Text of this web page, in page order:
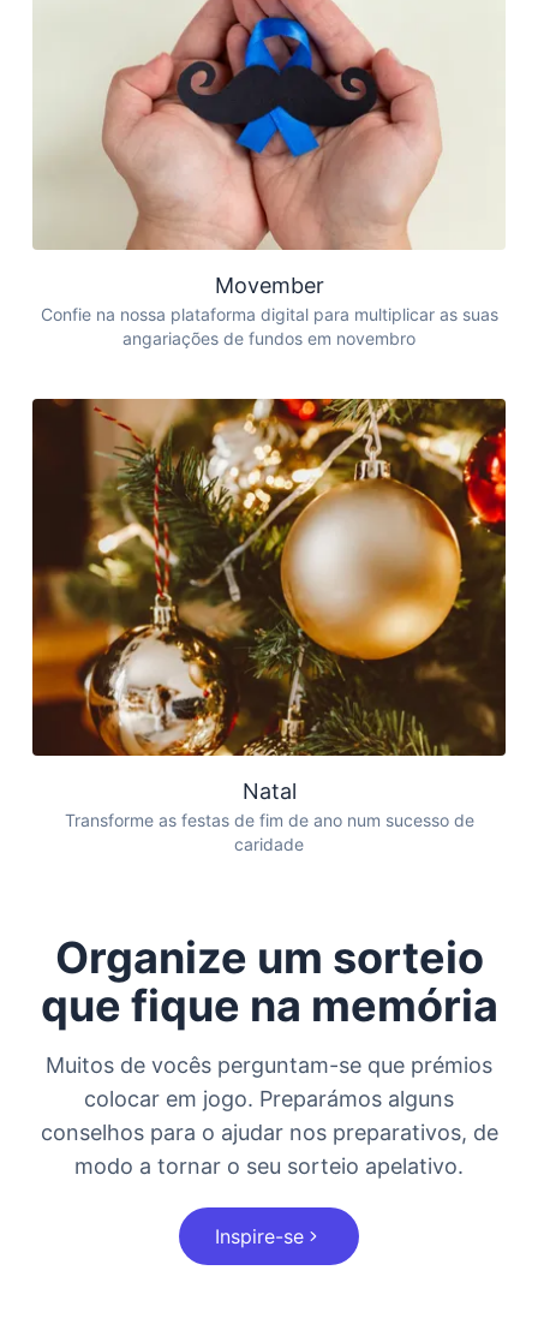
Movember
Confie na nossa plataforma digital para multiplicar as suas
angariações de fundos em novembro
Natal
Transforme as festas de fim de ano num sucesso de
caridade
Organize um sorteio
que fique na memória
Muitos de vocês perguntam-se que prémios
colocar em jogo. Preparámos alguns
conselhos para o ajudar nos preparativos, de
modo a tornar o seu sorteio apelativo.
Inspire-se